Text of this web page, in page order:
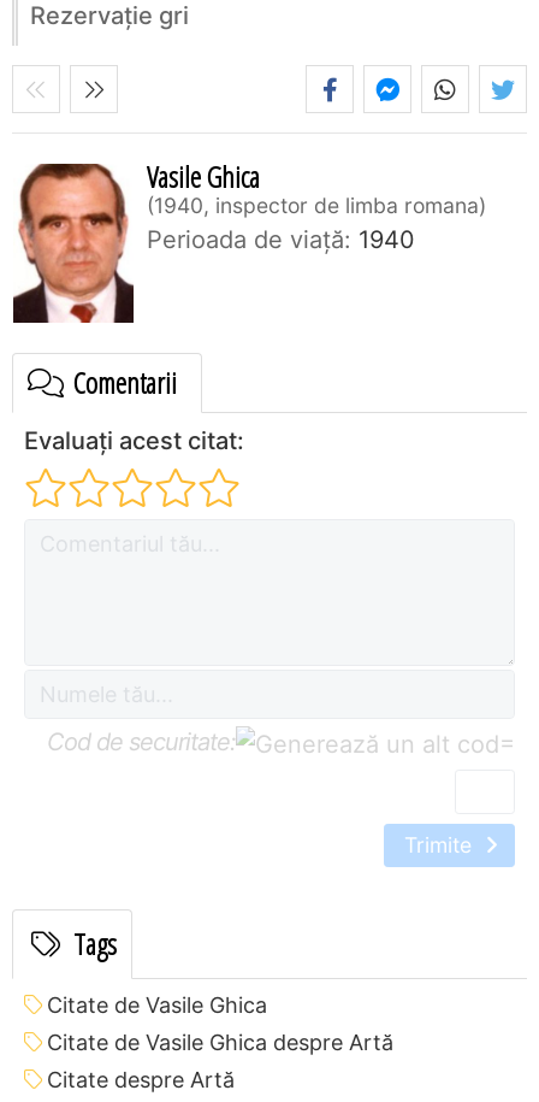
Rezervaţie gri
Vasile Ghica
1940, inspector de limba romana
Perioada de viaţă: 1940
Comentarii
Evaluați acest citat:
Cod de securitate: =
Trimite
Tags
Citate de Vasile Ghica
Citate de Vasile Ghica despre Artă
Citate despre Artă